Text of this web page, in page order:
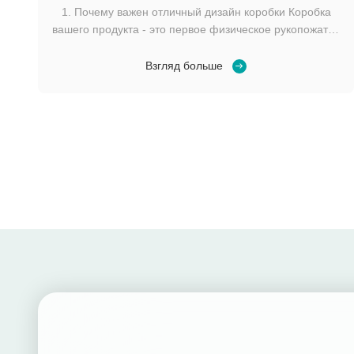
1. Почему важен отличный дизайн коробки Коробка
вашего продукта - это первое физическое рукопожатие
трехмерный рекламный щит для истории вашего
Взгляд больше